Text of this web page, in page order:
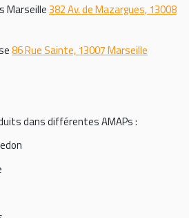
Marseille382 Av. de Mazargues, 13008
86 Rue Sainte, 13007 Marseille
dans différentes AMAPs :